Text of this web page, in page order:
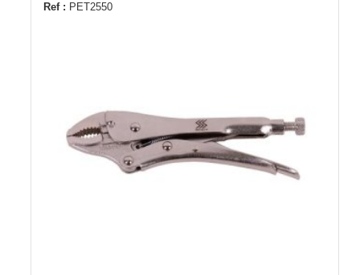
Ref : PET2550